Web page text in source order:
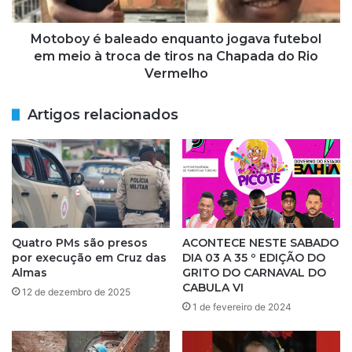
r
e
o
o
m
é
r
c
o
é
b
o
e
n
q
u
a
n
o
j
o
v
Motoboy é baleado enquanto jogava futebol
em meio à troca de tiros na Chapada do Rio
Vermelho
Artigos relacionados
Quatro PMs são presos
por execução em Cruz das
Almas
12 de dezembro de 2025
ACONTECE NESTE SABADO
DIA 03 A 35 º EDIÇÃO DO
GRITO DO CARNAVAL DO
CABULA VI
1 de fevereiro de 2024